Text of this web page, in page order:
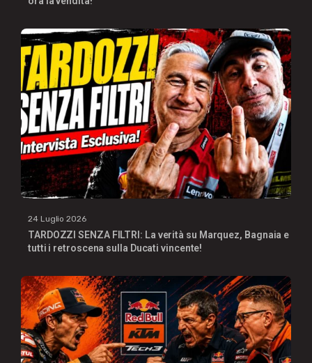
24 Luglio 2026
TARDOZZI SENZA FILTRI: La verità su Marquez, Bagnaia e
tutti i retroscena sulla Ducati vincente!